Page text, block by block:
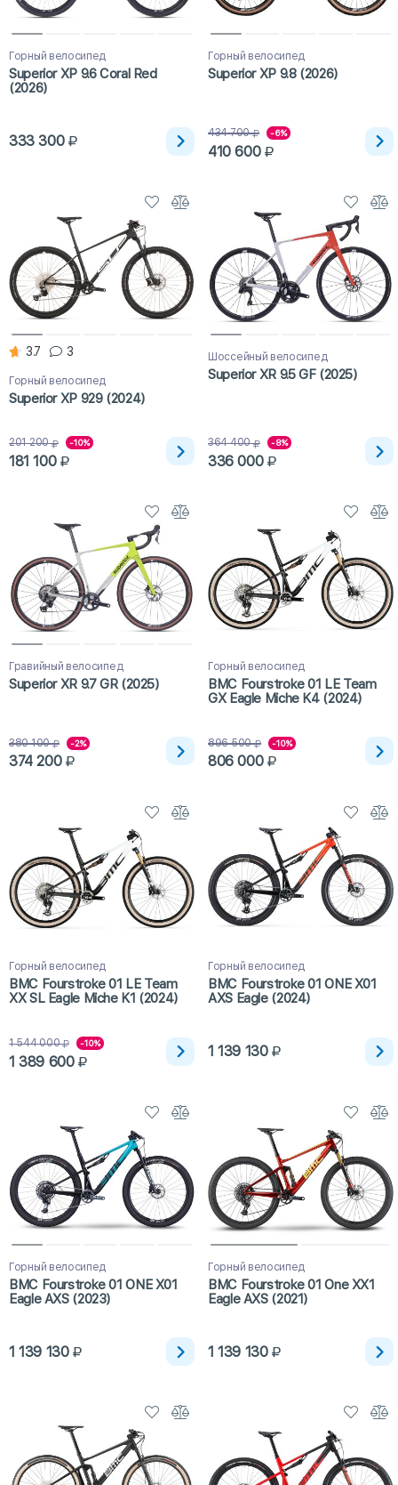
Горный велосипед
Superior XP 9.6 Coral Red
(2026)
333 300
Горный велосипед
Superior XP 9.8 (2026)
434 700 -6%
410 600
3.7 3
Горный велосипед
Superior XP 929 (2024)
201 200 -10%
181 100
Шоссейный велосипед
Superior XR 9.5 GF (2025)
364 400 -8%
336 000
Гравийный велосипед
Superior XR 9.7 GR (2025)
380 100 -2%
374 200
Горный велосипед
BMC Fourstroke 01 LE Team
GX Eagle Miche K4 (2024)
896 500 -10%
806 000
Горный велосипед
BMC Fourstroke 01 LE Team
XX SL Eagle Miche K1 (2024)
1 544 000 -10%
1 389 600
Горный велосипед
BMC Fourstroke 01 ONE X01
AXS Eagle (2024)
1 139 130
Горный велосипед
BMC Fourstroke 01 ONE X01
Eagle AXS (2023)
1 139 130
Горный велосипед
BMC Fourstroke 01 One XX1
Eagle AXS (2021)
1 139 130